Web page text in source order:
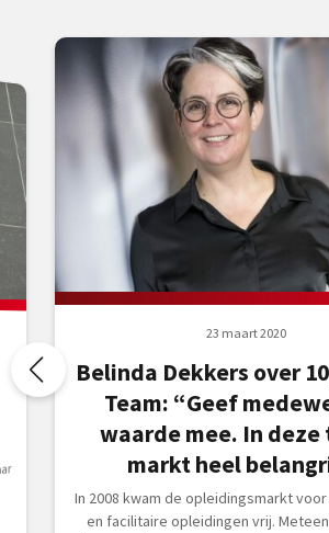
23 maart 2020
Belinda Dekkers over
Team: “Geef
waarde mee. In deze
markt heel
In 2008 kwam de opleidingsmarkt
en facilitaire opleidingen vrij.